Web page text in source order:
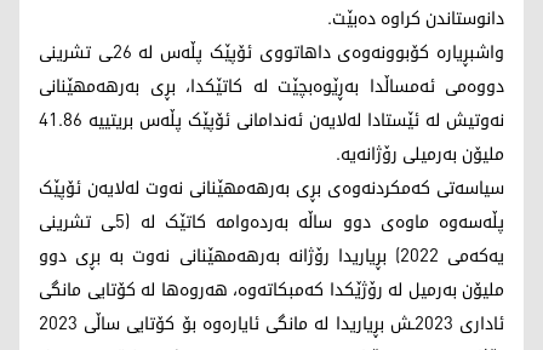
دانوستاندن کراوە دەبێت.
واشبڕیارە کۆبوونەوەی داهاتووی ئۆپێک پڵەس لە 26ـی تشرینی
دووەمی ئەمساڵدا بەڕێوەبچێت لە کاتێکدا، بڕی بەرهەمهێنانی
نەوتیش لە ئێستادا لەلایەن ئەندامانی ئۆپێک پڵەس بریتییە 41.86
ملیۆن بەرمیلی رۆژانەیە.
سیاسەتی کەمکردنەوەی بڕی بەرهەمهێنانی نەوت لەلایەن ئۆپێک
پڵەسەوە ماوەی دوو ساڵە بەردەوامە کاتێک لە (5ـی تشرینی
یەکەمی 2022) بڕیاریدا رۆژانە بەرهەمهێنانی نەوت بە بڕی دوو
ملیۆن بەرمیل لە رۆژێکدا کەمبکاتەوە، هەروەها لە کۆتایی مانگی
ئاداری 2023ـش بڕیاریدا لە مانگی ئایارەوە بۆ کۆتایی ساڵی 2023